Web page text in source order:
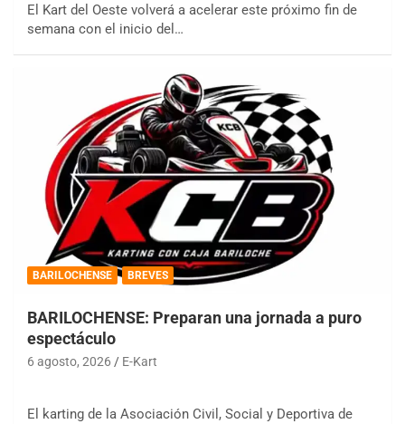
El Kart del Oeste volverá a acelerar este próximo fin de
semana con el inicio del…
BARILOCHENSE BREVES
BARILOCHENSE: Preparan una jornada a puro
espectáculo
6 agosto, 2026 E-Kart
El karting de la Asociación Civil, Social y Deportiva de